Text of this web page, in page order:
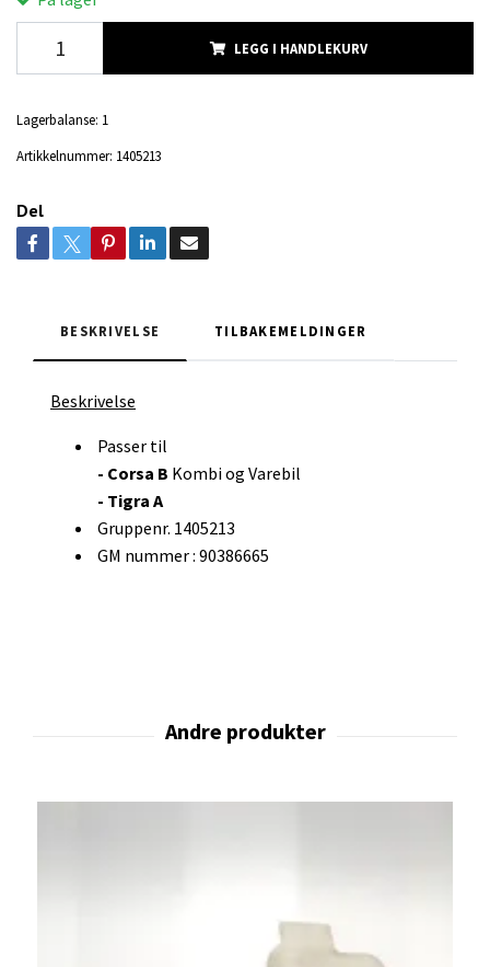
LEGG I HANDLEKURV
Lagerbalanse: 1
Artikkelnummer: 1405213
Del
BESKRIVELSE TILBAKEMELDINGER
Beskrivelse
Passer til
- Corsa B Kombi og Varebil
- Tigra A
Gruppenr. 1405213
GM nummer : 90386665